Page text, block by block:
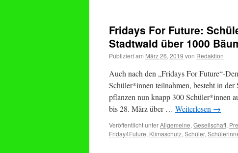
Fridays For Future:
Stadtwald über 1000
Publiziert am März 26, 2019 von Redaktion
Auch nach den „Fridays For Future“-
Schüler*innen teilnahmen, besteht in
pflanzen nun knapp 300 Schüler*innen
bis 28. März über … Weiterlesen →
Veröffentlicht unterAllgemeine, Gesellschaft,
Friday4Future, Klimaschutz, Schüler,